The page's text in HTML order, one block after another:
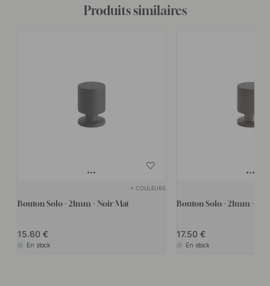
Produits similaires
+ COULEURS
Bouton Solo - 21mm - Noir Mat
15.60
En stock
Bouton Solo - 21mm -
17.50
En stock